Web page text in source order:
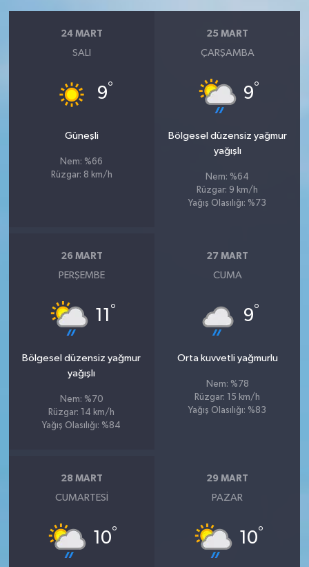
24 MART
SALI
9°
Güneşli
Nem: %66
Rüzgar: 8 km/h
25 MART
ÇARŞAMBA
9°
Bölgesel düzensiz yağmur
yağışlı
Nem: %64
Rüzgar: 9 km/h
Yağış Olasılığı: %73
26 MART
PERŞEMBE
11 °
Bölgesel düzensiz yağmur
yağışlı
Nem: %70
Rüzgar: 14 km/h
Yağış Olasılığı: %84
27 MART
CUMA
9°
Orta kuvvetli yağmurlu
Nem: %78
Rüzgar: 15 km/h
Yağış Olasılığı: %83
28 MART
CUMARTESI
10°
29 MART
PAZAR
10°